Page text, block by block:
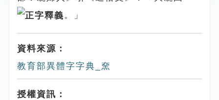
。」
資料來源：
教育部異體字字典_㚠
授權資訊：